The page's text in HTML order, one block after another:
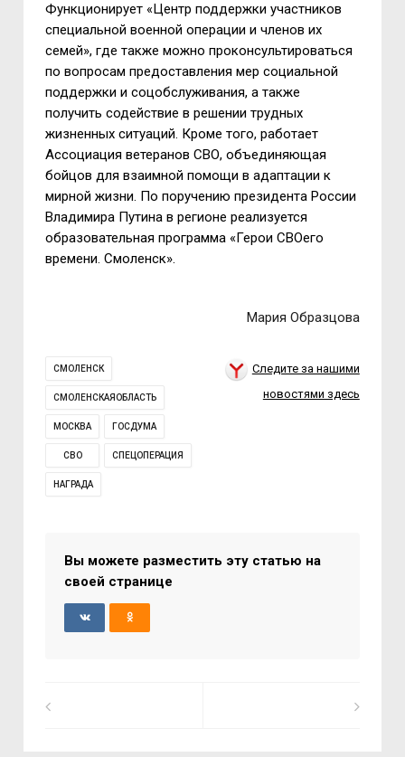
Функционирует «Центр поддержки участников
специальной военной операции и членов их
семей», где также можно проконсультироваться
по вопросам предоставления мер социальной
поддержки и соцобслуживания, а также
получить содействие в решении трудных
жизненных ситуаций. Кроме того, работает
Ассоциация ветеранов СВО, объединяющая
бойцов для взаимной помощи в адаптации к
мирной жизни. По поручению президента России
Владимира Путина в регионе реализуется
образовательная программа «Герои СВОего
времени. Смоленск».
Мария Образцова
СМОЛЕНСК
СМОЛЕНСКАЯОБЛАСТЬ
МОСКВА ГОСДУМА
СВО СПЕЦОПЕРАЦИЯ
НАГРАДА
Следите за нашими
новостями здесь
Вы можете разместить эту статью на
своей странице